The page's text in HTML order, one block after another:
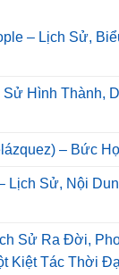
– Lịch Sử,
Hình Thành,
– Bức
Lịch Sử, Nội
Sử Ra Đời,
Kiệt Tác Thời